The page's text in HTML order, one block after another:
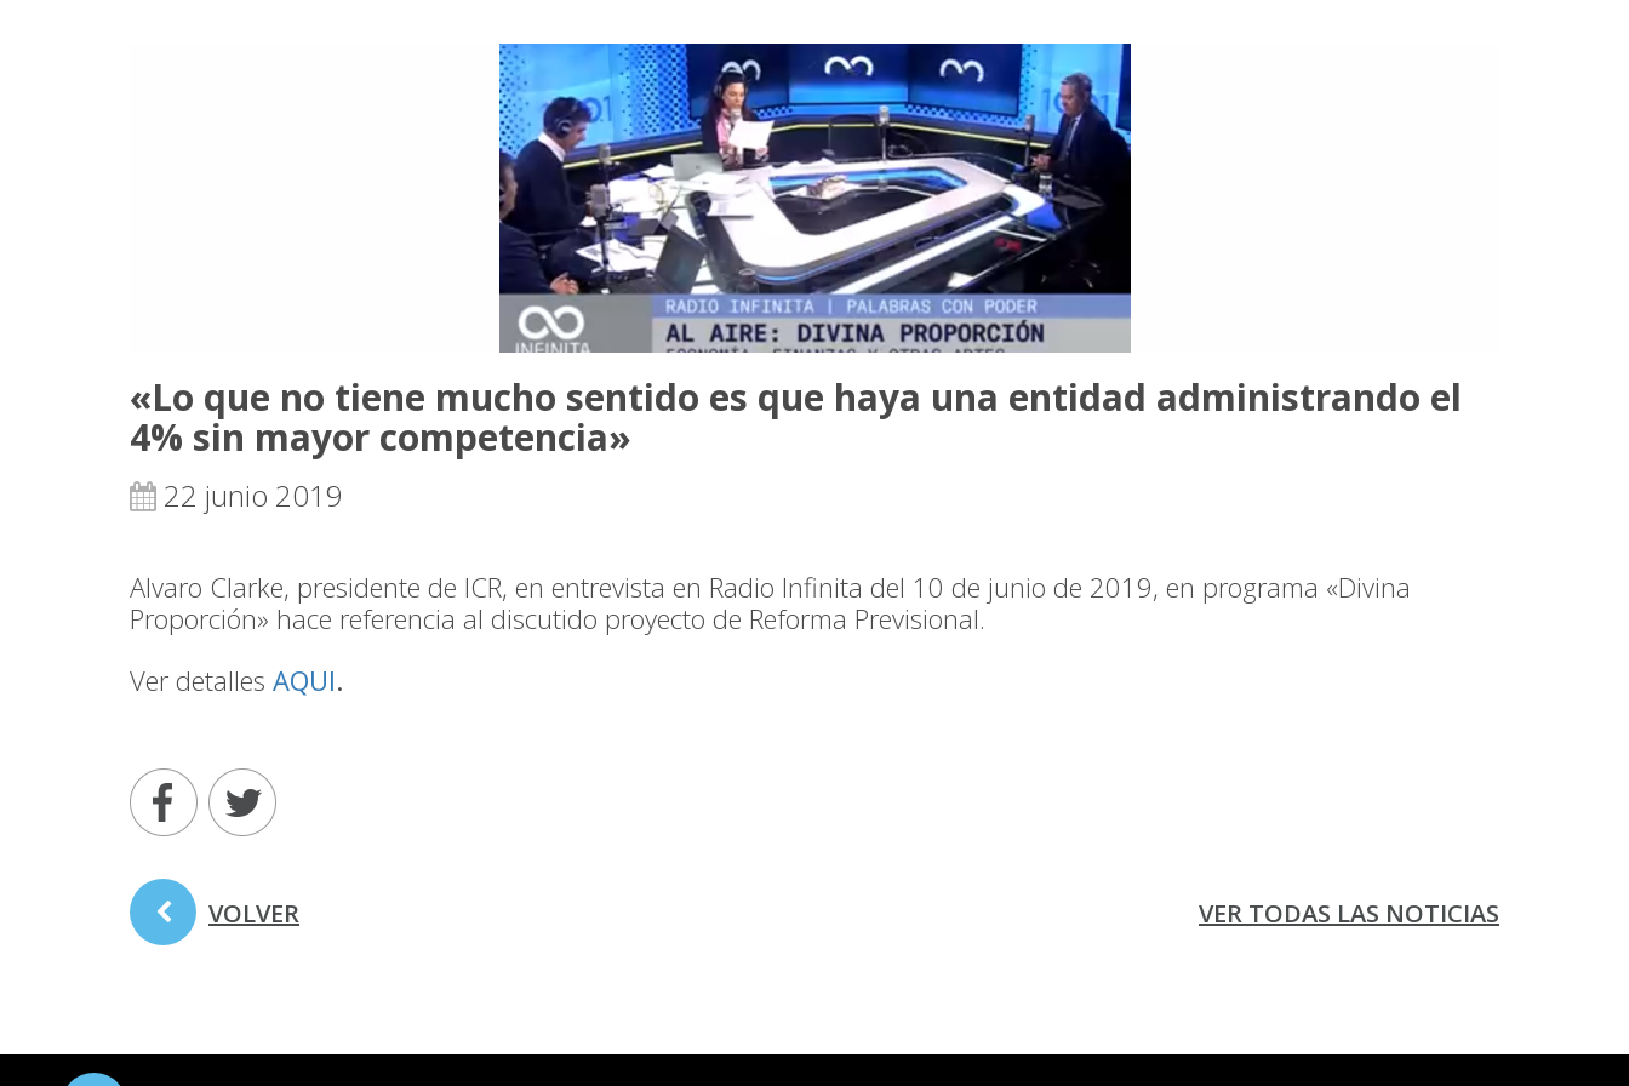
«Lo que no tiene mucho sentido es que haya una entidad administrando el
4% sin mayor competencia»
22 junio 2019
Alvaro Clarke, presidente de ICR, en entrevista en Radio Infinita del 10 de junio de 2019, en programa «Divina
Proporción» hace referencia al discutido proyecto de Reforma Previsional.
Ver detalles AQUI.
VER TODAS LAS NOTICIAS
VOLVER